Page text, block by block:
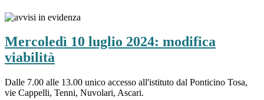
Mercoledì 10 luglio 2024: modifica
viabilità
Dalle 7.00 alle 13.00 unico accesso all'istituto dal Ponticino Tosa,
vie Cappelli, Tenni, Nuvolari, Ascari.